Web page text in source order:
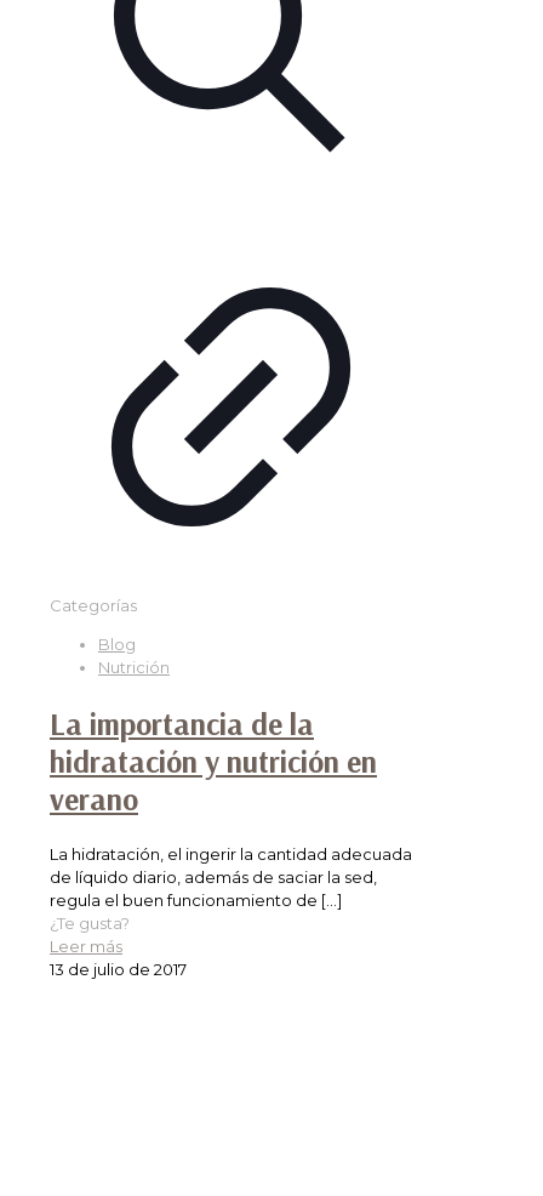
Categorías
Blog
Nutrición
La importancia de la
hidratación y nutrición en
verano
La hidratación, el ingerir la cantidad adecuada
de líquido diario, además de saciar la sed,
regula el buen funcionamiento de […]
¿Te gusta?
Leer más
13 de julio de 2017